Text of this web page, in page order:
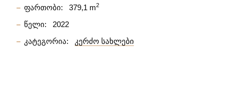
ფართობი:
379,1 m2
წელი:
2022
კატეგორია:
კერძო სახლები